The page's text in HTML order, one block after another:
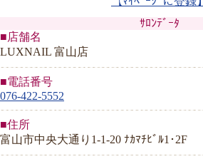
ｻﾛﾝﾃﾞｰﾀ
■店舗名
LUXNAIL 富山店
■電話番号
076-422-5552
■住所
富山市中央大通り1-1-20 ﾅｶﾏﾁﾋﾞﾙ1･2F